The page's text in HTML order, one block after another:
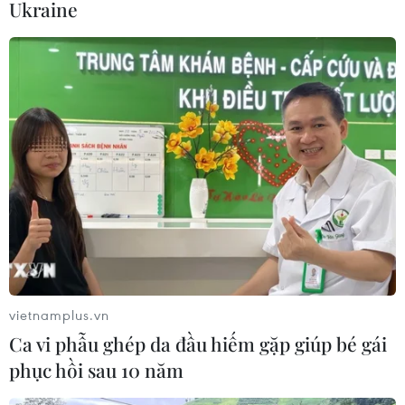
doanh nghiệp công nghệ chiến lược
06/08/2026 04:45
Chủ động nguồn điện phục vụ Hội
nghị cấp cao APEC 2027
06/08/2026 04:31
Từ mở rộng số lượng đến nâng cao
chất lượng doanh nghiệp tư nhân ở
Tây Ninh
06/08/2026 04:23
Ukraine
vietnamplus.vn
Ca vi phẫu ghép da đầu hiếm gặp giúp bé gái
phục hồi sau 10 năm